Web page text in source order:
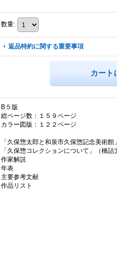
数量:
返品特約に関する重要事項
B５版
総ページ数：１５９ページ
カラー図版：１２２ページ
「久保惣太郎と和泉市久保惣記念美術館
「久保惣コレクションについて」（橋詰
作家解説
年表
主要参考文献
作品リスト